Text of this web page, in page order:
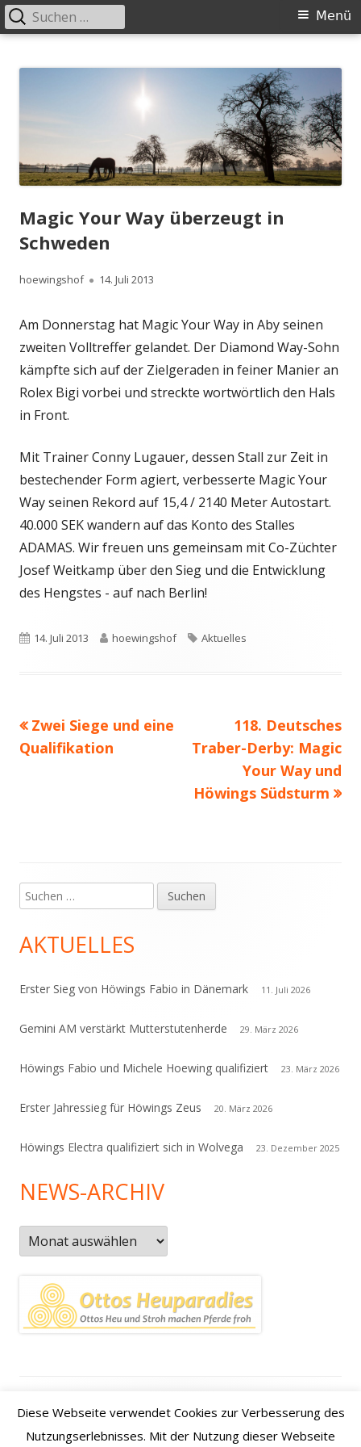
zum
Primäres
Menü
Suchen
nach:
Magic Your Way überzeugt in
Schweden
Autor
hoewingshof
Veröffentlicht
14. Juli 2013
Am Donnerstag hat Magic Your Way in Aby seinen
zweiten Volltreffer gelandet. Der Diamond Way-Sohn
kämpfte sich auf der Zielgeraden in feiner Manier an
Rolex Bigi vorbei und streckte wortwörtlich den Hals
in Front.
Mit Trainer Conny Lugauer, dessen Stall zur Zeit in
bestechender Form agiert, verbesserte Magic Your
Way seinen Rekord auf 15,4 / 2140 Meter Autostart.
40.000 SEK wandern auf das Konto des Stalles
ADAMAS. Wir freuen uns gemeinsam mit Co-Züchter
Josef Weitkamp über den Sieg und die Entwicklung
des Hengstes - auf nach Berlin!
Veröffentlicht
14. Juli 2013 Autor
hoewingshof Schlagwörter
Aktuelles
Beitragsnavigation
Vorheriger
Beitrag:
Zwei Siege und eine
Qualifikation
Nächster
Beitrag
118. Deutsches
Traber-Derby: Magic
Your Way und
Höwings Südsturm
Haupt-
Seitenleiste
Suchen
nach:
AKTUELLES
Erster Sieg von Höwings Fabio in Dänemark 11. Juli 2026
Gemini AM verstärkt Mutterstutenherde 29. März 2026
Höwings Fabio und Michele Hoewing qualifiziert 23. März 2026
Erster Jahressieg für Höwings Zeus 20. März 2026
Höwings Electra qualifiziert sich in Wolvega 23. Dezember 2025
NEWS-ARCHIV
News-
Archiv
Inhalt
Datenschutzerklärung Kontakt | Impressum
Anfahrt /
Diese Webseite verwendet Cookies zur Verbesserung des
Nutzungserlebnisses. Mit der Nutzung dieser Webseite